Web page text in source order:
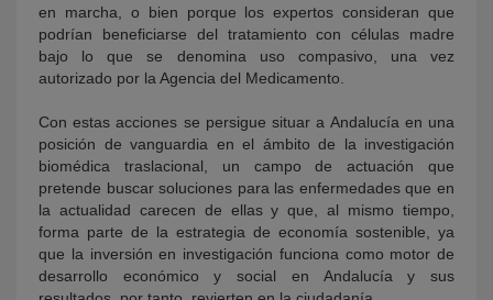
en marcha, o bien porque los expertos consideran que
podrían beneficiarse del tratamiento con células madre
bajo lo que se denomina uso compasivo, una vez
autorizado por la Agencia del Medicamento.
Con estas acciones se persigue situar a Andalucía en una
posición de vanguardia en el ámbito de la investigación
biomédica traslacional, un campo de actuación que
pretende buscar soluciones para las enfermedades que en
la actualidad carecen de ellas y que, al mismo tiempo,
forma parte de la estrategia de economía sostenible, ya
que la inversión en investigación funciona como motor de
desarrollo económico y social en Andalucía y sus